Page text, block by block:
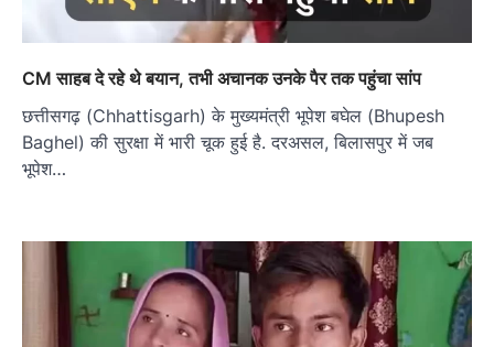
CM साहब दे रहे थे बयान, तभी अचानक उनके पैर तक पहुंचा सांप
छत्तीसगढ़ (Chhattisgarh) के मुख्यमंत्री भूपेश बघेल (Bhupesh
Baghel) की सुरक्षा में भारी चूक हुई है. दरअसल, बिलासपुर में जब
भूपेश…